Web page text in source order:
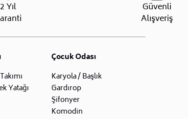
2 Yıl
Güvenli
Alışveriş
Yatağı
Çocuk Odası
Karyola / Başlık
Gardırop
Şifonyer
Komodin